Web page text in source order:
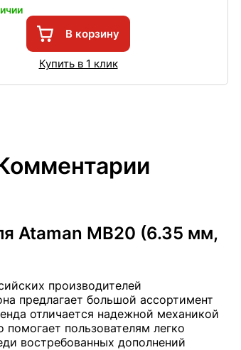
В корзину
Купить в 1 клик
Ataman MB20 (6.35 мм,
производителей
предлагает большой ассортимент
отличается надежной механикой
пользователям легко
востребованных дополнений